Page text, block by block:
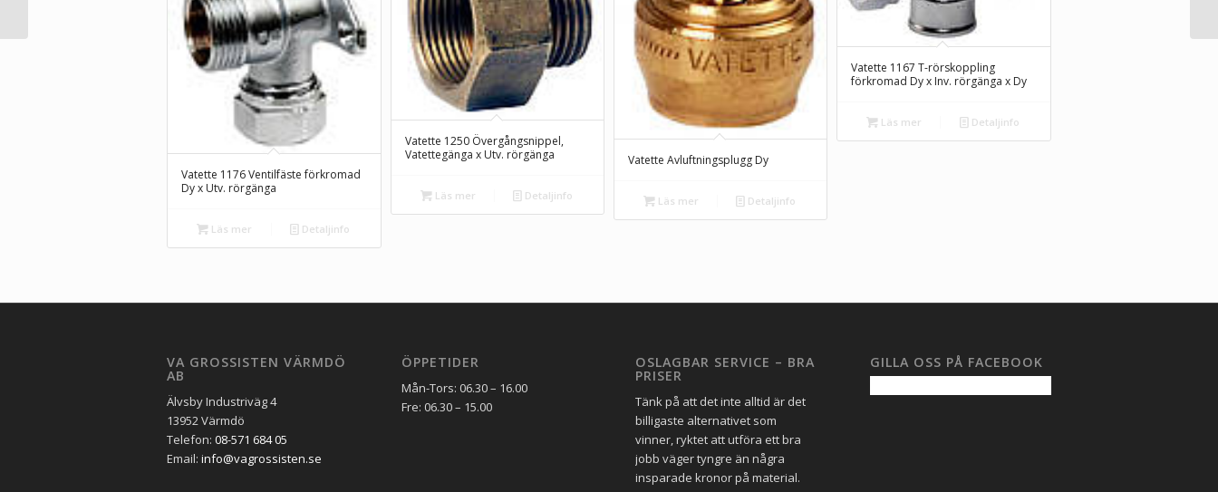
Vatette 1176 Ventilfäste förkromad
Dy x Utv. rörgänga
Läs mer Detaljinfo
Vatette 1250 Övergångsnippel,
Vatettegänga x Utv. rörgänga
Läs mer Detaljinfo
Vatette Avluftningsplugg Dy
Läs mer Detaljinfo
Vatette 1167 T-rörskoppling
förkromad Dy x Inv. rörgänga x Dy
Läs mer Detaljinfo
VA GROSSISTEN VÄRMDÖ
AB
Älvsby Industriväg 4
13952 Värmdö
Telefon:08-571 684 05
Email:info@vagrossisten.se
ÖPPETIDER
Mån-Tors: 06.30 – 16.00
Fre: 06.30 – 15.00
OSLAGBAR SERVICE – BRA
PRISER
Tänk på att det inte alltid är det
billigaste alternativet som
vinner, ryktet att utföra ett bra
jobb väger tyngre än några
insparade kronor på material.
GILLA OSS PÅ FACEBOOK